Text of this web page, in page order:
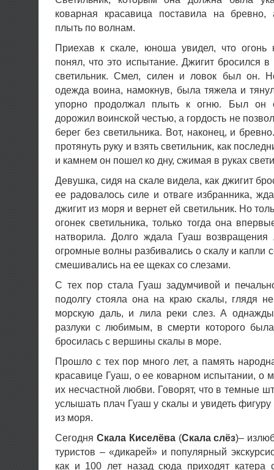
коварная красавица поставила на
плыть по волнам.
Приехав к скале, юноша увидел, что огонь
понял, что это испытание. Джигит бросился
светильник. Смел, силен и ловок был он.
одежда воина, намокнув, была тяжела и
упорно продолжал плыть к огню. Был он
дорожил воинской честью, а гордость не
берег без светильника. Вот, наконец, и
протянуть руку и взять светильник, как
и камнем он пошел ко дну, сжимая в руках
Девушка, сидя на скале видела, как джигит
ее радовалось силе и отваге избранника,
джигит из моря и вернет ей светильник. Но
огонек светильника, только тогда она
натворила. Долго ждала Гуаш возвращения
огромные волны разбивались о скалу и капли
смешивались на ее щеках со слезами.
С тех пор стала Гуаш задумчивой и
подолгу стояла она на краю скалы, глядя
морскую даль, и лила реки слез. А
разлуки с любимым, в смерти которого
бросилась с вершины скалы в море.
Прошло с тех пор много лет, а память
красавице Гуаш, о ее коварном испытании, о
их несчастной любви. Говорят, что в темные
услышать плач Гуаш у скалы и увидеть
из моря.
Сегодня Скала Киселёва(Скала слёз)–
туристов – «дикарей» и популярный
как и 100 лет назад сюда приходят катера